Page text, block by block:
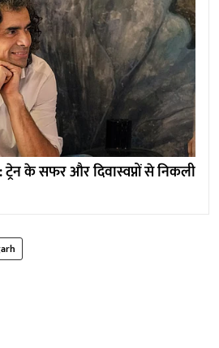
के सफर और दिवास्वप्नों से निकली